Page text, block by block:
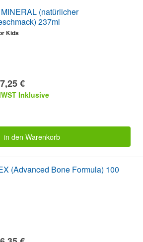
(natürlicher
237ml
Kids
€
Inklusive
in den Warenkorb
(Advanced Bone Formula) 100